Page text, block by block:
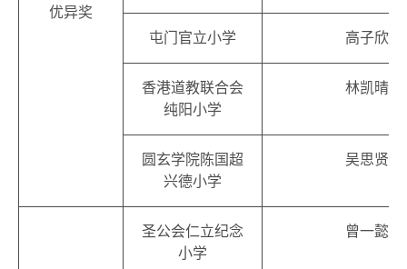
优异奖
屯门官立小学 高子欣
香港道教联合会
纯阳小学
林凯晴
圆玄学院陈国超
兴德小学
吴思贤
圣公会仁立纪念
小学
曾一懿